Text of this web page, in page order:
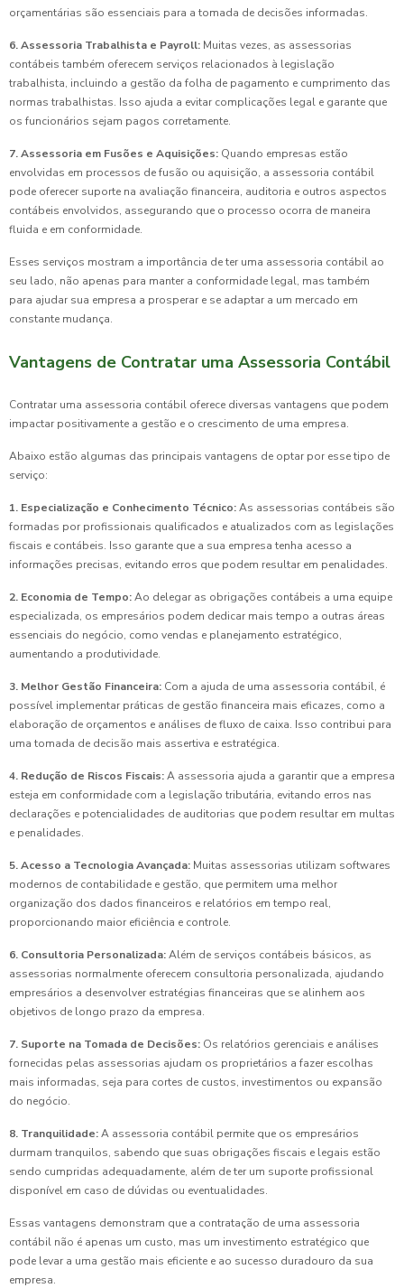
orçamentárias são essenciais para a tomada de decisões informadas.
6. Assessoria Trabalhista e Payroll: Muitas vezes, as assessorias
contábeis também oferecem serviços relacionados à legislação
trabalhista, incluindo a gestão da folha de pagamento e cumprimento das
normas trabalhistas. Isso ajuda a evitar complicações legal e garante que
os funcionários sejam pagos corretamente.
7. Assessoria em Fusões e Aquisições: Quando empresas estão
envolvidas em processos de fusão ou aquisição, a assessoria contábil
pode oferecer suporte na avaliação financeira, auditoria e outros aspectos
contábeis envolvidos, assegurando que o processo ocorra de maneira
fluida e em conformidade.
Esses serviços mostram a importância de ter uma assessoria contábil ao
seu lado, não apenas para manter a conformidade legal, mas também
para ajudar sua empresa a prosperar e se adaptar a um mercado em
constante mudança.
Vantagens de Contratar uma Assessoria Contábil
Contratar uma assessoria contábil oferece diversas vantagens que podem
impactar positivamente a gestão e o crescimento de uma empresa.
Abaixo estão algumas das principais vantagens de optar por esse tipo de
serviço:
1. Especialização e Conhecimento Técnico:As assessorias contábeis são
formadas por profissionais qualificados e atualizados com as legislações
fiscais e contábeis. Isso garante que a sua empresa tenha acesso a
informações precisas, evitando erros que podem resultar em penalidades.
2. Economia de Tempo:Ao delegar as obrigações contábeis a uma equipe
especializada, os empresários podem dedicar mais tempo a outras áreas
essenciais do negócio, como vendas e planejamento estratégico,
aumentando a produtividade.
3. Melhor Gestão Financeira: Com a ajuda de uma assessoria contábil, é
possível implementar práticas de gestão financeira mais eficazes, como a
elaboração de orçamentos e análises de fluxo de caixa. Isso contribui para
uma tomada de decisão mais assertiva e estratégica.
4. Redução de Riscos Fiscais:A assessoria ajuda a garantir que a empresa
esteja em conformidade com a legislação tributária, evitando erros nas
declarações e potencialidades de auditorias que podem resultar em multas
e penalidades.
5. Acesso a Tecnologia Avançada: Muitas assessorias utilizam softwares
modernos de contabilidade e gestão, que permitem uma melhor
organização dos dados financeiros e relatórios em tempo real,
proporcionando maior eficiência e controle.
6. Consultoria Personalizada:Além de serviços contábeis básicos, as
assessorias normalmente oferecem consultoria personalizada, ajudando
empresários a desenvolver estratégias financeiras que se alinhem aos
objetivos de longo prazo da empresa.
7. Suporte na Tomada de Decisões: Os relatórios gerenciais e análises
fornecidas pelas assessorias ajudam os proprietários a fazer escolhas
mais informadas, seja para cortes de custos, investimentos ou expansão
do negócio.
8. Tranquilidade:A assessoria contábil permite que os empresários
durmam tranquilos, sabendo que suas obrigações fiscais e legais estão
sendo cumpridas adequadamente, além de ter um suporte profissional
disponível em caso de dúvidas ou eventualidades.
Essas vantagens demonstram que a contratação de uma assessoria
contábil não é apenas um custo, mas um investimento estratégico que
pode levar a uma gestão mais eficiente e ao sucesso duradouro da sua
empresa.